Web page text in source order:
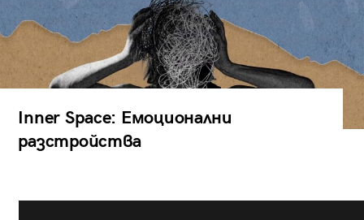
Inner Space: Емоционални
разстройства